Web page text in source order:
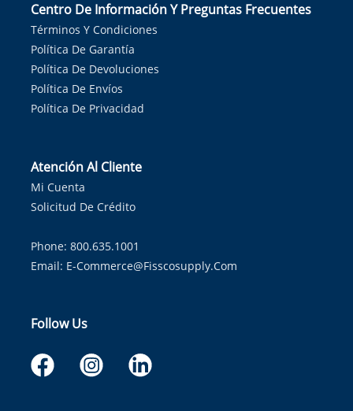
Centro De Información Y Preguntas Frecuentes
Términos Y Condiciones
Política De Garantía
Política De Devoluciones
Política De Envíos
Política De Privacidad
Atención Al Cliente
Mi Cuenta
Solicitud De Crédito
Phone: 800.635.1001
Email: E-Commerce@fisscosupply.com
Follow Us